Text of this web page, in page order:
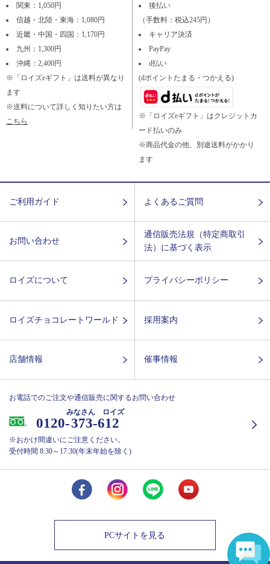
関東：1,050円
信越・北陸・東海：1,080円
近畿・中国・四国：1,170円
九州：1,300円
沖縄：2,400円
※「ロイズeギフト」は送料が異なり
ます
※送料について詳しく知りたい方は
こちら
後払い
（手数料：税込245円）
キャリア決済
PayPay
d払い
(dポイントたまる・つかえる)
※「ロイズeギフト」はクレジットカ
ード払いのみ
※商品代金の他、別途送料がかかり
ます
ご利用ガイド よくあるご質問
お問い合わせ
通信販売法規（特定商取引
法）に基づく表示
ロイズについて プライバシーポリシー
ロイズチョコレートワールド 採用案内
店舗情報 催事情報
お電話でのご注文や通信販売に関するお問い合わせ
0120-373-612
みなさん ロイズ
※おかけ間違いにご注意ください。
受付時間 8:30～17:30(年末年始を除く)
PCサイトを見る